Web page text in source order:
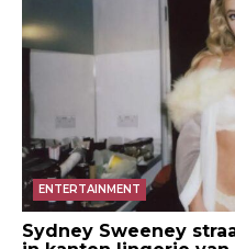
ENTERTAINMENT
Sydney Sweeney